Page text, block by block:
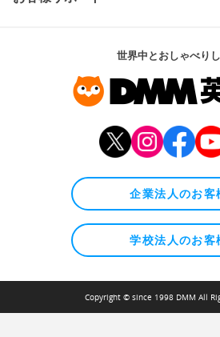
世界中とおしゃべり
企業法人のお客
学校法人のお客
Copyright © since 1998 DMM All